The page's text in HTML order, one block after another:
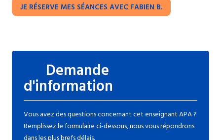
JE RÉSERVE MES SÉANCES AVEC FABIEN B.
Demande
d'information
Vous avez des questions concernant cet enseignant APA ?
Remplissez le formulaire ci-dessous, nous vous répondrons
dans les plus brefs délais.